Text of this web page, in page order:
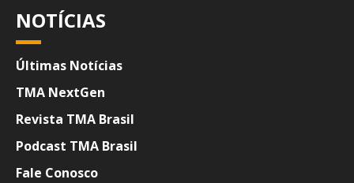
NOTÍCIAS
Últimas Notícias
TMA NextGen
Revista TMA Brasil
Podcast TMA Brasil
Fale Conosco